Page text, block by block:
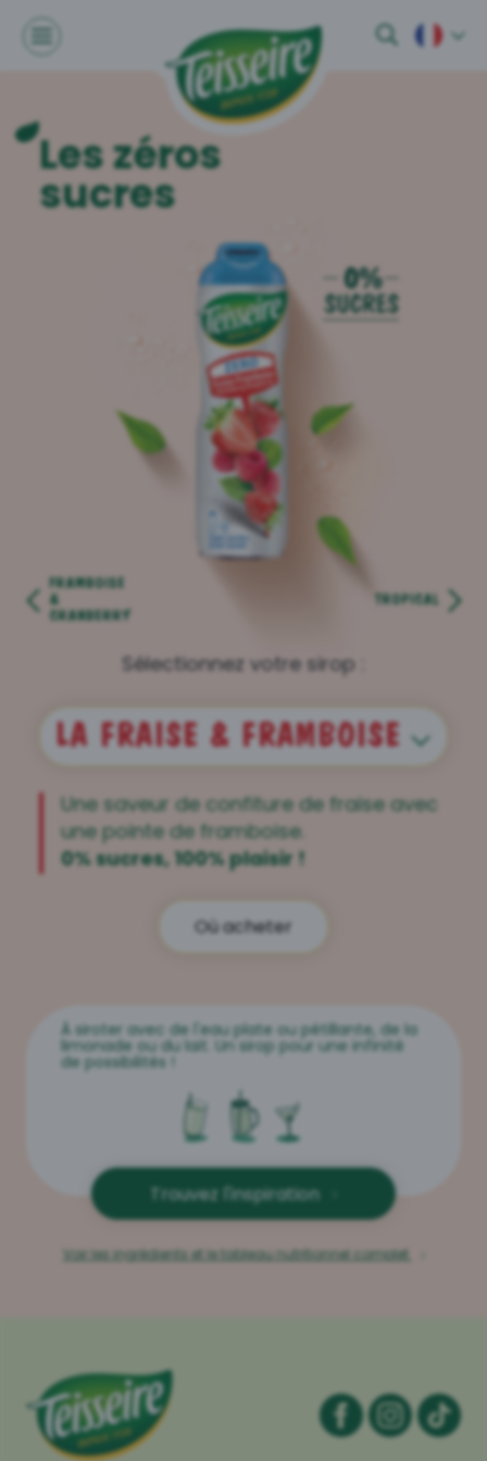
Les zéros
sucres
Sélectionnez votre sirop :
LA FRAISE & FRAMBOISE
Une saveur de confiture de fraise avec
une pointe de framboise.
0% sucres, 100% plaisir !
Où acheter
À siroter avec de l'eau plate ou pétillante, de la
limonade ou du lait. Un sirop pour une infinité
de possibilités !
Trouvez l'inspiration
Voir les ingrédients et le tableau nutritionnel complet
FRAMBOISE
&
CRANBERRY
TROPICAL